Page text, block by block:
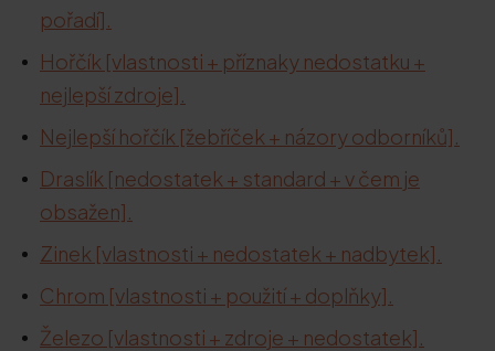
pořadí].
Hořčík [vlastnosti + příznaky nedostatku +
nejlepší zdroje].
Nejlepší hořčík [žebříček + názory odborníků].
Draslík [nedostatek + standard + v čem je
obsažen].
Zinek [vlastnosti + nedostatek + nadbytek].
Chrom [vlastnosti + použití + doplňky].
Železo [vlastnosti + zdroje + nedostatek].